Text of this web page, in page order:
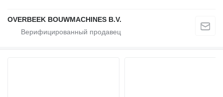
OVERBEEK BOUWMACHINES B.V.